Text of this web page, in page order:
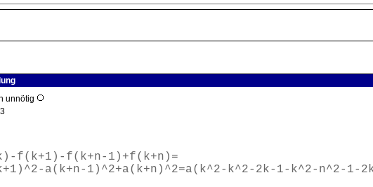
unnötig
f(k+1)-f(k+n-1)+f(k+n)=
a(k+n-1)^2+a(k+n)^2=a(k^2-k^2-2k-1-k^2-n^2-1-